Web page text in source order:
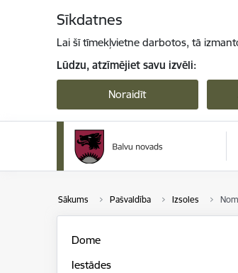
Sīkdatnes
Lai šī tīmekļvietne darbotos, tā
Lūdzu, atzīmējiet savu izvēli:
Noraidīt
Sākums Pašvaldība Izsoles
Dome
Iestādes